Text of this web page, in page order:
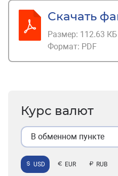
Скачать
Размер: 112.63 КБ
Формат: PDF
Курс валют
В обменном пункте
USD EUR RUB